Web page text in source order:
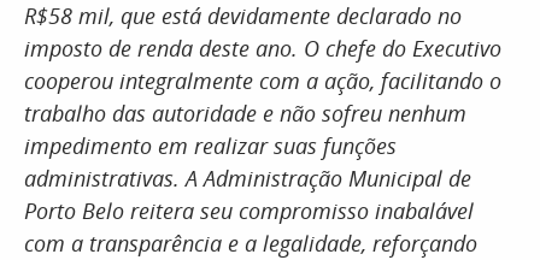
R$58 mil, que está devidamente declarado no
imposto de renda deste ano. O chefe do Executivo
cooperou integralmente com a ação, facilitando o
trabalho das autoridade e não sofreu nenhum
impedimento em realizar suas funções
administrativas. A Administração Municipal de
Porto Belo reitera seu compromisso inabalável
com a transparência e a legalidade, reforçando